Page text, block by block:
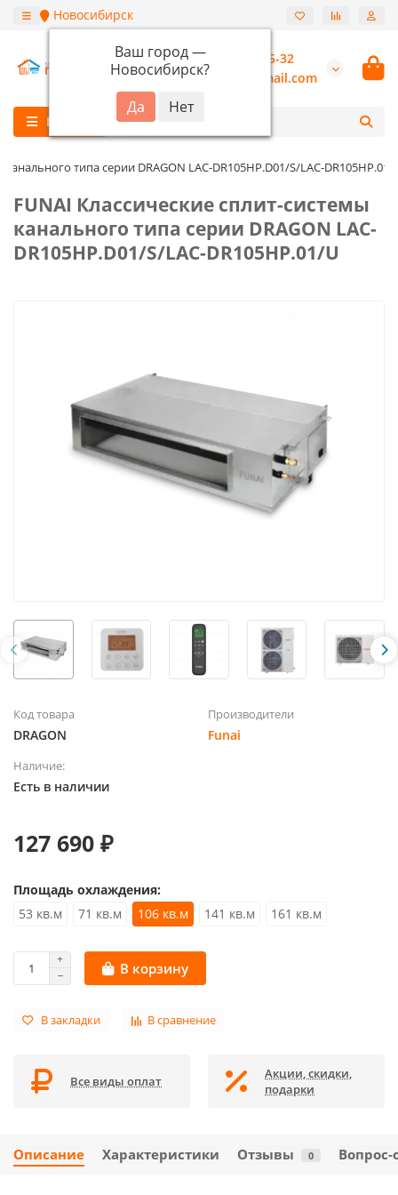
Новосибирск
Ваш город —
Новосибирск?
+7 (913) 987-55-32
burannsk@gmail.com
Каталог
типа серии DRAGON LAC-DR105HP.D01/S/LAC-DR105HP.01/
FUNAI Классические сплит-системы
канального типа серии DRAGON LAC-
DR105HP.D01/S/LAC-DR105HP.01/U
Код товара
DRAGON
Производители
Funai
Наличие:
Есть в наличии
127 690 ₽
Площадь охлаждения:
53 кв.м
71 кв.м 106 кв.м 141 кв.м 161 кв.м
В корзину
В закладки В сравнение
Все виды оплат
Акции, скидки,
подарки
Описание Характеристики Отзывы 0 Вопрос-